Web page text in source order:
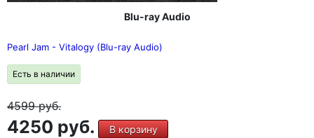
Blu-ray Audio
Pearl Jam - Vitalogy (Blu-ray Audio)
Есть в наличии
4599руб.
4250 руб. В корзину